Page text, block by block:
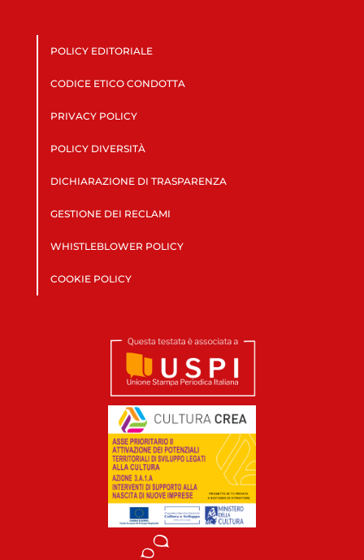
POLICY EDITORIALE
CODICE ETICO CONDOTTA
PRIVACY POLICY
POLICY DIVERSITÀ
DICHIARAZIONE DI TRASPARENZA
GESTIONE DEI RECLAMI
WHISTLEBLOWER POLICY
COOKIE POLICY